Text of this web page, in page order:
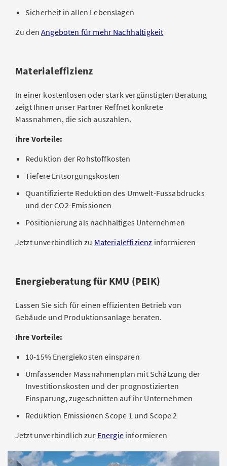
Sicherheit in allen Lebenslagen
Zu denAngeboten für mehr Nachhaltigkeit
Materialeffizienz
In einer kostenlosen oder stark vergünstigten Beratung
zeigt Ihnen unser Partner Reffnet konkrete
Massnahmen, die sich auszahlen.
Ihre Vorteile:
Reduktion der Rohstoffkosten
Tiefere Entsorgungskosten
Quantifizierte Reduktion des Umwelt-Fussabdrucks
und der CO2-Emissionen
Positionierung als nachhaltiges Unternehmen
Jetzt unverbindlich zu Materialeffizienz informieren
Energieberatung für KMU (PEIK)
Lassen Sie sich für einen effizienten Betrieb von
Gebäude und Produktionsanlage beraten.
Ihre Vorteile:​
10-15% Energiekosten einsparen​
Umfassender Massnahmenplan mit Schätzung der
Investitionskosten und der prognostizierten
Einsparung, zugeschnitten auf ihr Unternehmen​
Reduktion Emissionen Scope 1 und Scope 2
Jetzt unverbindlich zur Energieinformieren